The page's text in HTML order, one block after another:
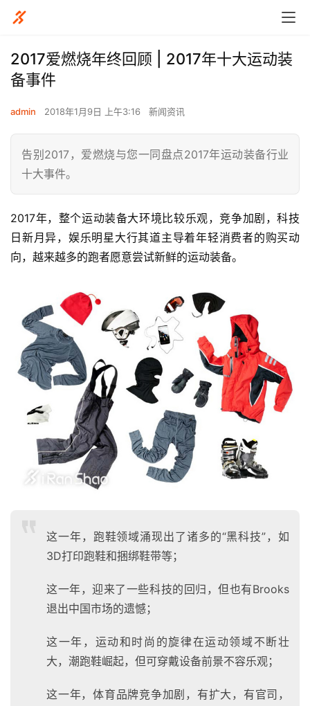
2017爱燃烧年终回顾 | 2017年十大运动装
备事件
admin 2018年1月9日 上午3:16 新闻资讯
告别2017，爱燃烧与您一同盘点2017年运动装备行业
十大事件。
2017年，整个运动装备大环境比较乐观，竞争加剧，科技
日新月异，娱乐明星大行其道主导着年轻消费者的购买动
向，越来越多的跑者愿意尝试新鲜的运动装备。
这一年，跑鞋领域涌现出了诸多的“黑科技”，如
3D打印跑鞋和捆绑鞋带等；
这一年，迎来了一些科技的回归，但也有Brooks
退出中国市场的遗憾；
这一年，运动和时尚的旋律在运动领域不断壮
大，潮跑鞋崛起，但可穿戴设备前景不容乐观；
这一年，体育品牌竞争加剧，有扩大，有官司，